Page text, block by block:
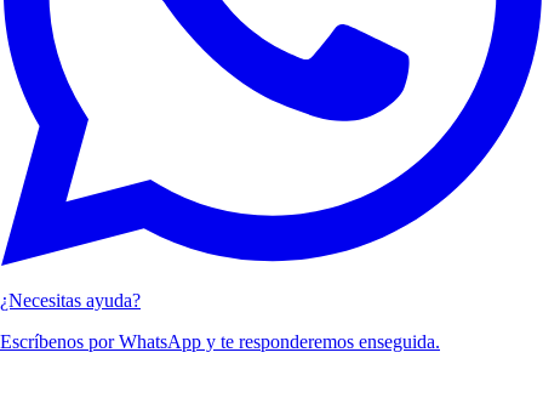
¿Necesitas ayuda?
Escríbenos por WhatsApp y te responderemos enseguida.